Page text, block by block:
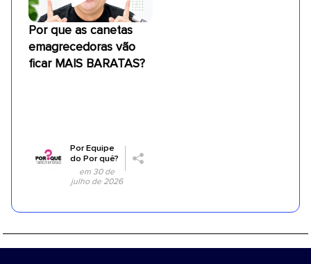
Por que as canetas
emagrecedoras vão
ficar MAIS BARATAS?
PorEquipe
do Por quê?
em 30 de
julho de 2026